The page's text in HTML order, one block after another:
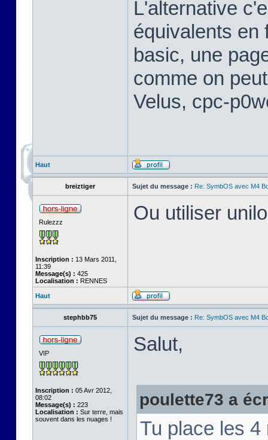
L'alternative
équivalents en
basic, une
comme on
Velus, cpc-
Haut
breiztiger Sujet du message : Re: SymbOS avec M4
Rulezzz
Inscription : 13 Mars 2011,
11:39
Message(s) : 425
Localisation : RENNES
Ou utiliser
Haut
stephbb75 Sujet du message : Re: SymbOS avec M4
VIP
Inscription : 05 Avr 2012,
08:02
Message(s) : 223
Localisation : Sur terre, mais
souvent dans les nuages !
Salut,
poulette73 a
Tu place les